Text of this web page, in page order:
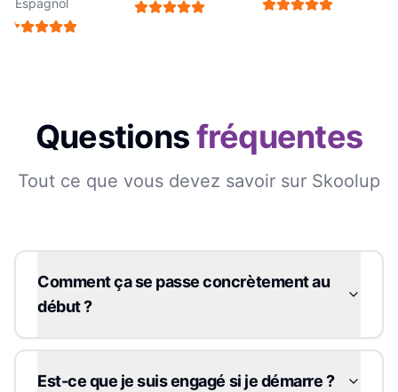
Questionsfréquentes
Tout ce que vous devez savoir sur Skoolup
Comment ça se passe concrètement au
début ?
Est-ce que je suis engagé si je démarre ?